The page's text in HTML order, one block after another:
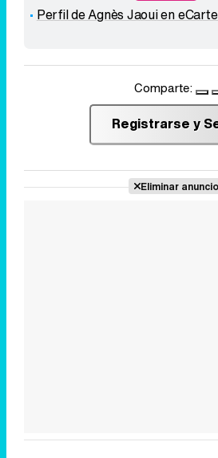
Perfil de Agnès Jaoui en
Comparte:
Registrarse y
Eliminar